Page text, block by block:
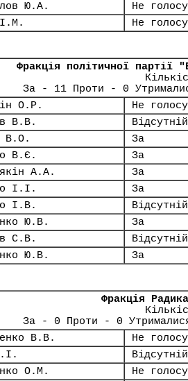
Ю.А.
Не
Не
Фракція політичної партії
За - 11 Проти - 0
О.Р.
Не
В.В.
Відсутній
В.О.
За
В.Є.
За
А.А.
За
І.І.
За
І.В.
Відсутній
Ю.В.
За
С.В.
Відсутній
Ю.В.
За
Фракція
За - 0 Проти - 0
В.В.
Не
Відсутній
О.М.
Не